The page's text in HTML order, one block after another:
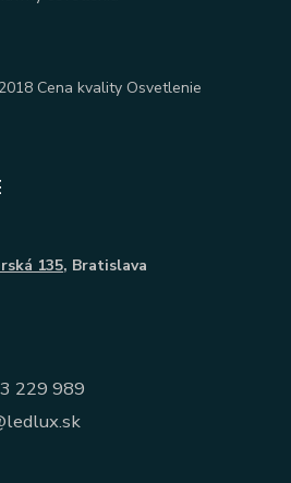
135, Bratislava
229 989